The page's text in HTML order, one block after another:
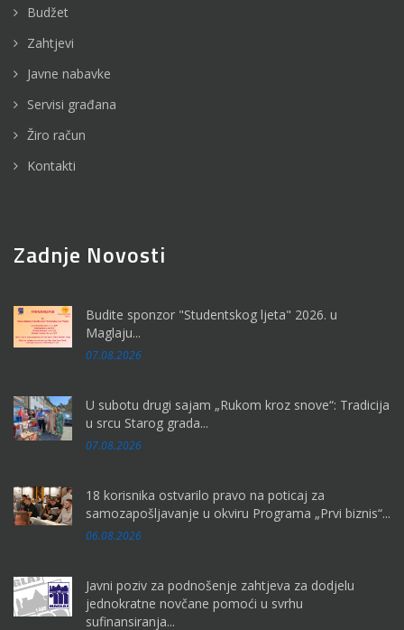
Budžet
Zahtjevi
Javne nabavke
Servisi građana
Žiro račun
Kontakti
Zadnje Novosti
Budite sponzor "Studentskog ljeta" 2026. u
Maglaju...
07.08.2026
U subotu drugi sajam „Rukom kroz snove“: Tradicija
u srcu Starog grada...
07.08.2026
18 korisnika ostvarilo pravo na poticaj za
samozapošljavanje u okviru Programa „Prvi biznis“...
06.08.2026
Javni poziv za podnošenje zahtjeva za dodjelu
jednokratne novčane pomoći u svrhu
sufinansiranja...